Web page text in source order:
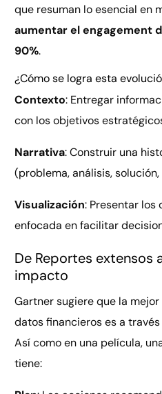
que resuman lo esencial en
aumentar el engagement
90%.
¿Cómo se logra esta
Contexto: Entregar
con los objetivos
Narrativa: Construir una
(problema, análisis,
Visualización: Presentar los
enfocada en facilitar
De Reportes extensos
impacto
Gartner sugiere que la
datos financieros es a
Así como en una película,
tiene: